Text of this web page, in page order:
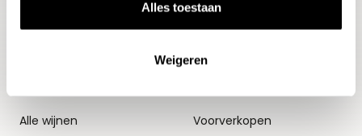
Alles toestaan
Weigeren
Alle wijnen
Thema's
Voorverkopen